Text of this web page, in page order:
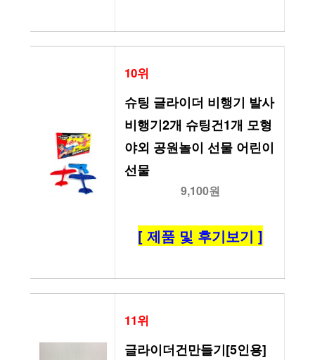
10위
슈팅 글라이더 비행기 발사
비행기2개 슈팅건1개 모형
야외 공원놀이 선물 어린이
선물
9,100원
[ 제품 및 후기보기 ]
11위
글라이더건만들기[5인용]